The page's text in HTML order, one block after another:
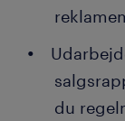
du